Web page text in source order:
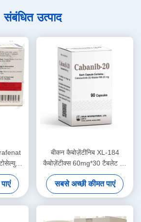
संबंधित उत्पाद
ट्यूमर,
बीकन कैबोज़ेंटीनिब XL-184
कैबोज़ेंटीक्स 60mg*30 टैबलेट गुर्दे
का कैंसर, थायराइड कैंसर, यकृत का
कैंसर, नरम ऊतक सारकोमा, गैर-छोटे
कोशिकाओं का फेफड़े का कैंसर,
प्रोस्टेट कैंसर, स्तन कैंसर, अंडाशय
का कैंसर,
सबसे अच्छी कीमत पाएं